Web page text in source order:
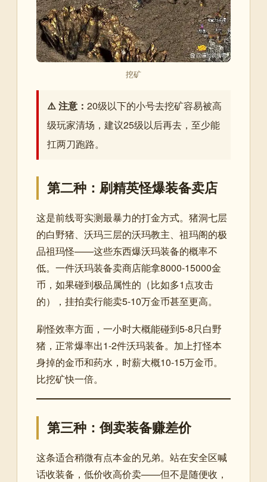
挖矿
⚠️ 注意： 20级以下的小号去挖矿容易被高
级玩家清场，建议25级以后再去，至少能
扛两刀跑路。
第二种：刷精英怪爆装备卖店
这是前线哥实测最暴力的打金方式。猪洞七层
的白野猪、沃玛三层的沃玛教主、祖玛阁的极
品祖玛怪——这些东西爆沃玛装备的概率不
低。一件沃玛装备卖商店能拿8000-15000金
币，如果碰到极品属性的（比如多1点攻击
的），挂拍卖行能卖5-10万金币甚至更高。
刷怪效率方面，一小时大概能碰到5-8只白野
猪，正常爆率出1-2件沃玛装备。加上打怪本
身掉的金币和药水，时薪大概10-15万金币。
比挖矿快一倍。
第三种：倒卖装备赚差价
这条适合稍微有点本金的兄弟。站在安全区喊
话收装备，低价收高价卖——但不是随便收，